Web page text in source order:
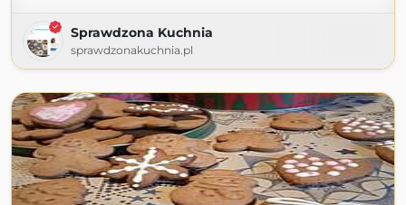
Sprawdzona Kuchnia
sprawdzonakuchnia.pl